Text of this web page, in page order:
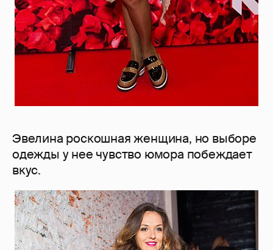
Эвелина роскошная женщина, но выборе
одежды у нее чувство юмора побеждает
вкус.